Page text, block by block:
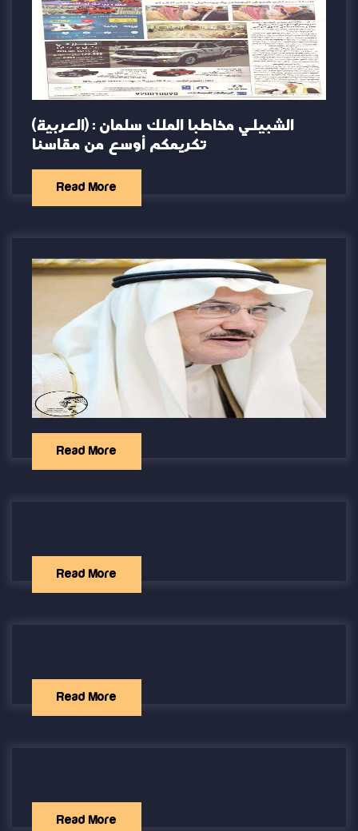
(العربية) الشبيلي مخاطبا الملك سلمان :
تكريمكم أوسع من مقاسنا
Read More
Read More
Read More
Read More
Read More